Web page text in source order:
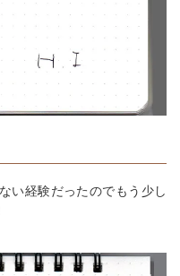
い経験だったのでもう少し